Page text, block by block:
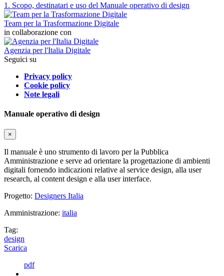
1. Scopo, destinatari e uso del Manuale operativo di design
Team per la Trasformazione Digitale
in collaborazione con
Agenzia per l'Italia Digitale
Seguici su
Privacy policy
Cookie policy
Note legali
Manuale operativo di design
×
Il manuale è uno strumento di lavoro per la Pubblica
Amministrazione e serve ad orientare la progettazione di ambienti
digitali fornendo indicazioni relative al service design, alla user
research, al content design e alla user interface.
Progetto: Designers Italia
Amministrazione: italia
Tag:
design
Scarica
pdf